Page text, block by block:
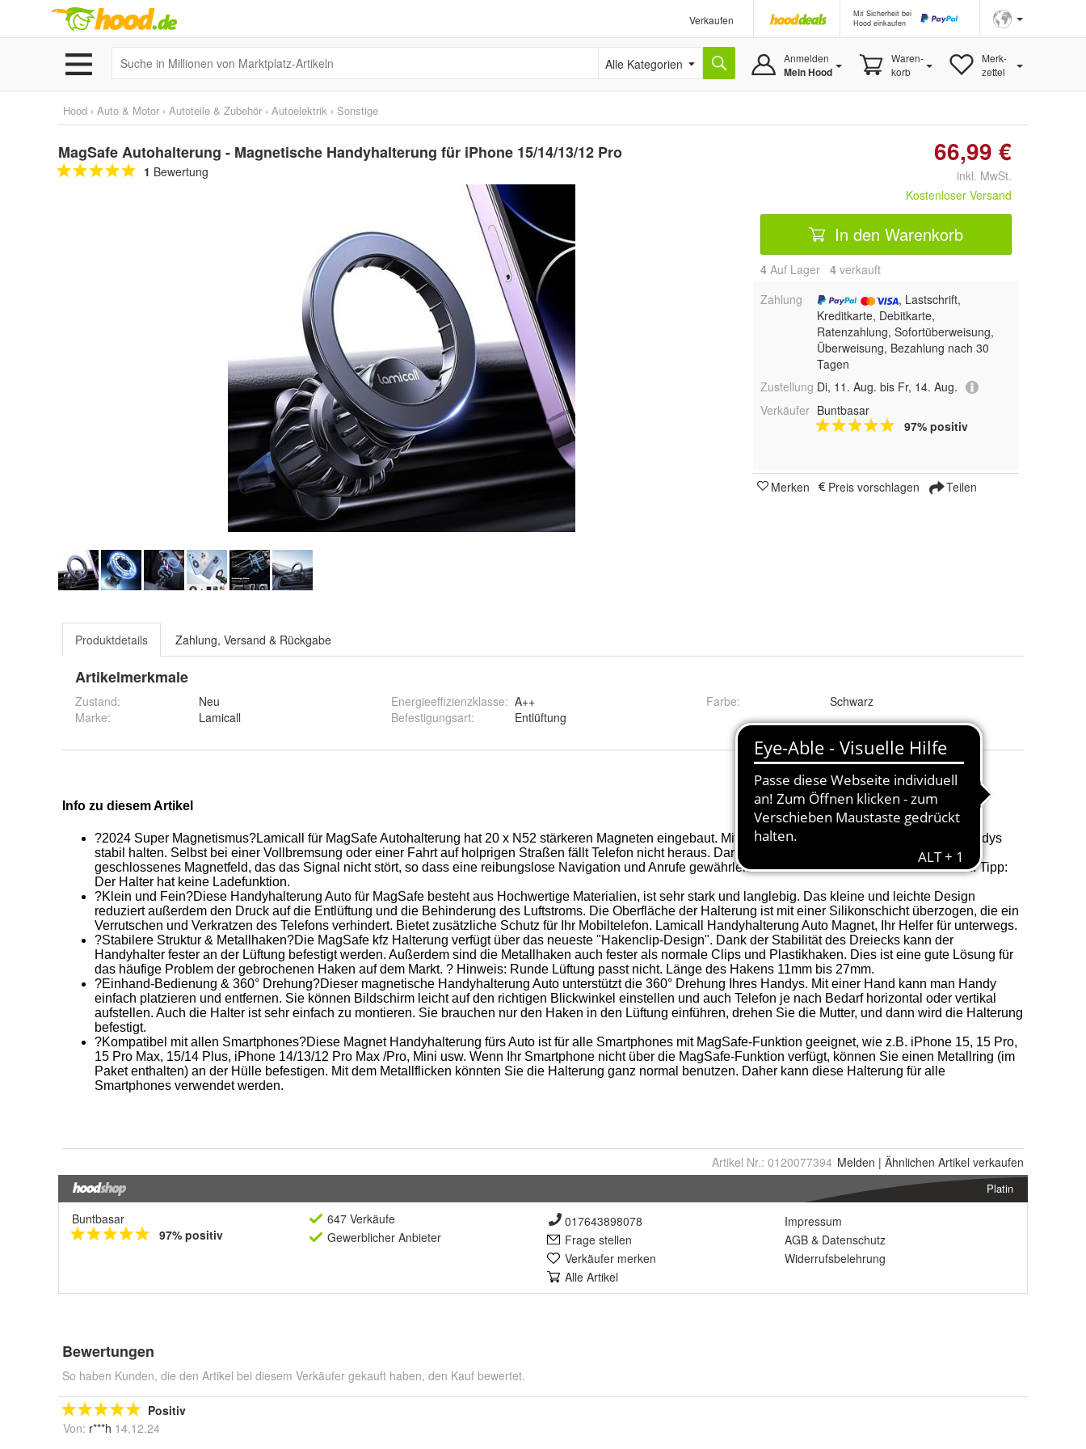
Verkaufen
Mit Sicherheit bei
Hood einkaufen
Alle Kategorien Anmelden
Mein Hood
Waren-
korb
Merk-
zettel
Hood › Auto & Motor › Autoteile & Zubehör › Autoelektrik › Sonstige
MagSafe Autohalterung - Magnetische Handyhalterung für iPhone 15/14/13/12 Pro
1 Bewertung
66,99 €
inkl. MwSt.
Kostenloser Versand
In den Warenkorb
4 Auf Lager 4 verkauft
Zahlung
, Lastschrift,
Kreditkarte, Debitkarte,
Ratenzahlung, Sofortüberweisung,
Überweisung, Bezahlung nach 30
Tagen
Zustellung Di, 11. Aug. bis Fr, 14. Aug.
Verkäufer Buntbasar
97% positiv
Merken Preis vorschlagen Teilen
Produktdetails Zahlung, Versand & Rückgabe
Artikelmerkmale
Zustand:
Neu
Marke:
Lamicall
Energieeffizienzklasse: A++
Befestigungsart: Entlüftung
Farbe: Schwarz
Artikel Nr.: 0120077394 Melden | Ähnlichen Artikel verkaufen
Platin
Buntbasar
97% positiv
647 Verkäufe
Gewerblicher Anbieter
017643898078
Frage stellen
Verkäufer merken
Alle Artikel
Impressum
AGB & Datenschutz
Widerrufsbelehrung
Bewertungen
So haben Kunden, die den Artikel bei diesem Verkäufer gekauft haben, den Kauf bewertet.
Positiv
Von: r***h 14.12.24